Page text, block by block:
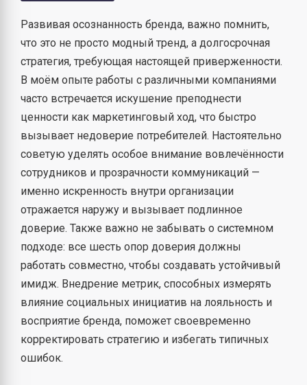
Развивая осознанность бренда, важно помнить,
что это не просто модный тренд, а долгосрочная
стратегия, требующая настоящей приверженности.
В моём опыте работы с различными компаниями
часто встречается искушение преподнести
ценности как маркетинговый ход, что быстро
вызывает недоверие потребителей. Настоятельно
советую уделять особое внимание вовлечённости
сотрудников и прозрачности коммуникаций —
именно искренность внутри организации
отражается наружу и вызывает подлинное
доверие. Также важно не забывать о системном
подходе: все шесть опор доверия должны
работать совместно, чтобы создавать устойчивый
имидж. Внедрение метрик, способных измерять
влияние социальных инициатив на лояльность и
восприятие бренда, поможет своевременно
корректировать стратегию и избегать типичных
ошибок.